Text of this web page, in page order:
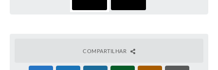
COMPARTILHAR